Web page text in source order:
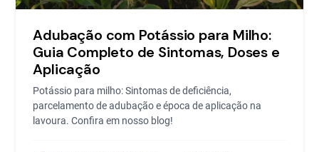
Adubação com Potássio para Milho:
Guia Completo de Sintomas, Doses e
Aplicação
Potássio para milho: Sintomas de deficiência,
parcelamento de adubação e época de aplicação na
lavoura. Confira em nosso blog!